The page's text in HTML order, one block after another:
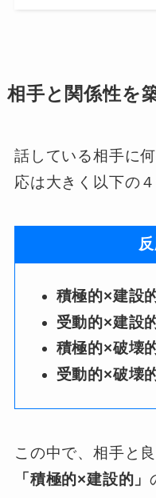
相手と関係性を
話している相手に
応は大きく以下の
積極的×建設
受動的×建設
積極的×破壊
受動的×破壊
この中で、相手と
「積極的×建設的」